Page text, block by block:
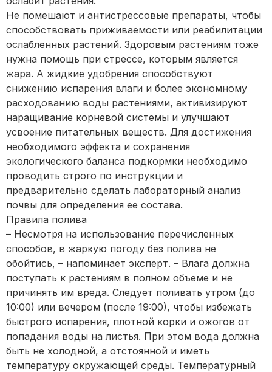
Не помешают и антистрессовые препараты, чтобы
способствовать приживаемости или реабилитации
ослабленных растений. Здоровым растениям тоже
нужна помощь при стрессе, которым является
жара. А жидкие удобрения способствуют
снижению испарения влаги и более экономному
расходованию воды растениями, активизируют
наращивание корневой системы и улучшают
усвоение питательных веществ. Для достижения
необходимого эффекта и сохранения
экологического баланса подкормки необходимо
проводить строго по инструкции и
предварительно сделать лабораторный анализ
почвы для определения ее состава.
Правила полива
– Несмотря на использование перечисленных
способов, в жаркую погоду без полива не
обойтись, – напоминает эксперт. – Влага должна
поступать к растениям в полном объеме и не
причинять им вреда. Следует поливать утром (до
10:00) или вечером (после 19:00), чтобы избежать
быстрого испарения, плотной корки и ожогов от
попадания воды на листья. При этом вода должна
быть не холодной, а отстоянной и иметь
температуру окружающей среды. Температурный